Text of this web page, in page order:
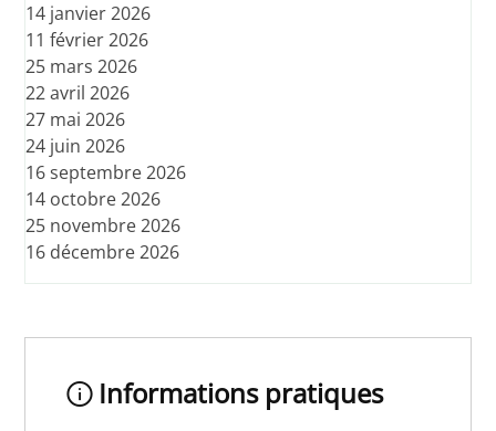
14 janvier 2026
11 février 2026
25 mars 2026
22 avril 2026
27 mai 2026
24 juin 2026
16 septembre 2026
14 octobre 2026
25 novembre 2026
16 décembre 2026
Informations pratiques